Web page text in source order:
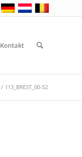
Kontakt
/ 113_BREST_00-52